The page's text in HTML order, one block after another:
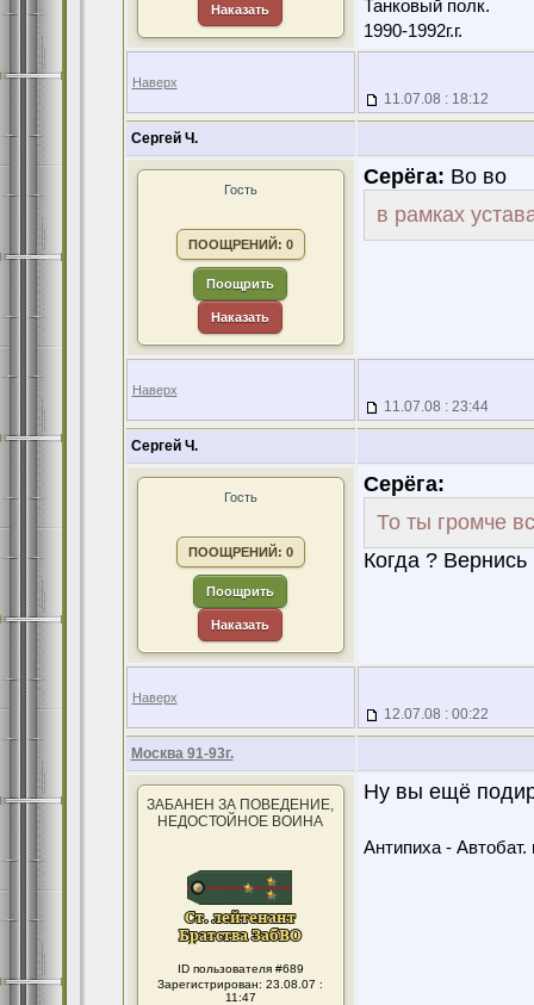
Наказать
Танковый полк.
1990-1992г.г.
Наверх
11.07.08 : 18:12
Сергей Ч.
Гость
ПООЩРЕНИЙ: 0
Поощрить
Наказать
Серёга: Во во
в рамках
Наверх
11.07.08 : 23:44
Сергей Ч.
Гость
ПООЩРЕНИЙ: 0
Поощрить
Наказать
Серёга:
То ты громче
Когда ? Вернись
Наверх
12.07.08 : 00:22
Москва 91-93г.
ЗАБАНЕН ЗА ПОВЕДЕНИЕ,
НЕДОСТОЙНОЕ ВОИНА
ID пользователя #689
Зарегистрирован: 23.08.07 :
11:47
Ну вы ещё
Антипиха - Автобат.